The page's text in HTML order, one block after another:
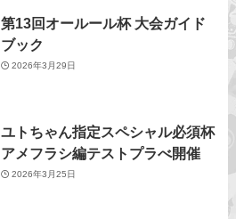
第13回オールール杯 大会ガイド
ブック
2026年3月29日
ユトちゃん指定スペシャル必須杯
アメフラシ編テストプラべ開催
2026年3月25日